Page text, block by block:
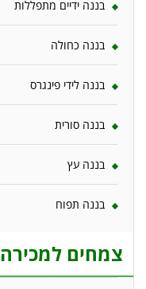
בננה ידיים מתפללות
בננה כחולה
בננה לידי פינגרס
בננה סורית
בננה עץ
בננה תפוח
צמחים למכירה